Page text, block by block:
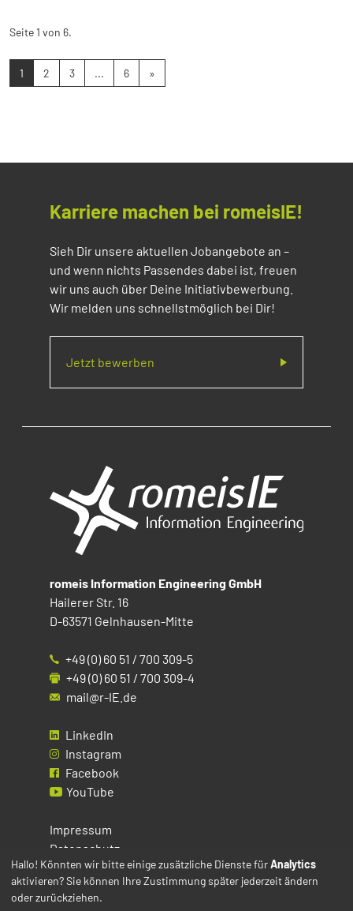
Seite 1 von 6.
1 2 3 ... 6 »
Karriere machen bei romeisIE!
Sieh Dir unsere aktuellen Jobangebote an –
und wenn nichts Passendes dabei ist, freuen
wir uns auch über Deine Initiativbewerbung.
Wir melden uns schnellstmöglich bei Dir!
Jetzt bewerben
romeis Information Engineering GmbH
Hailerer Str. 16
D-63571 Gelnhausen-Mitte
+49 (0) 60 51 / 700 309-5
+49 (0) 60 51 / 700 309-4
mail@r-IE.de
LinkedIn
Instagram
Facebook
YouTube
Impressum
Datenschutz
Cookies
Hallo! Könnten wir bitte einige zusätzliche Dienste fürAnalytics
aktivieren? Sie können Ihre Zustimmung später jederzeit ändern
oder zurückziehen.